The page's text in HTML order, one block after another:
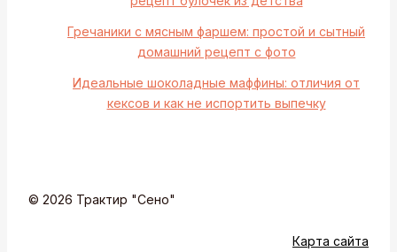
Гречаники с мясным фаршем: простой и сытный
домашний рецепт с фото
Идеальные шоколадные маффины: отличия от
кексов и как не испортить выпечку
© 2026 Трактир "Сено"
Карта сайта